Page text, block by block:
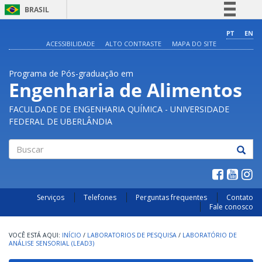
BRASIL
Comunica BR
Acesso à informação
Legislação
PT
EN
ACESSIBILIDADE
ALTO CONTRASTE MAPA DO SITE
Programa de Pós-graduação em
Engenharia de Alimentos
FACULDADE DE ENGENHARIA QUÍMICA - UNIVERSIDADE
FEDERAL DE UBERLÂNDIA
Serviços Telefones Perguntas frequentes
Contato
Fale conosco
INÍCIO / LABORATORIOS DE PESQUISA / LABORATÓRIO DE
ANÁLISE SENSORIAL (LEAD3)